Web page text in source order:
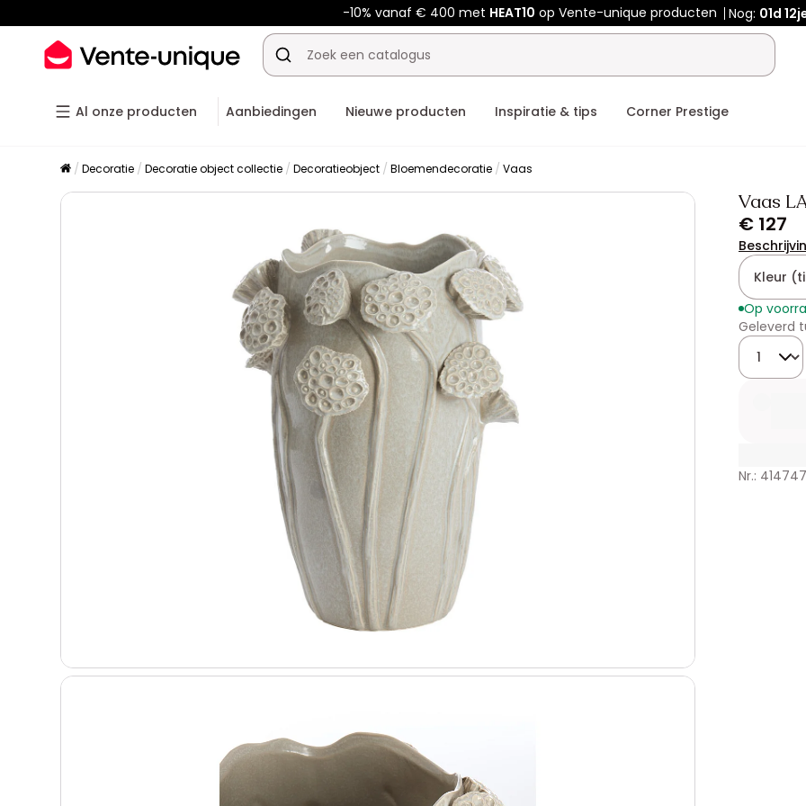
-10% vanaf € 400 met HEAT10 op Vente-unique producten Nog: 01d
Al onze producten Aanbiedingen Nieuwe producten Inspiratie & tips Corner Prestige
Decoratie Decoratie object collectie Decoratieobject Bloemendecoratie Vaas
Vaas
€ 127
Kleur
Op
Geleverd
Nr.: